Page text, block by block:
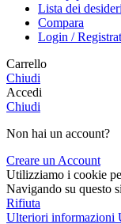
Lista dei desideri
Compara
Login /
Carrello
Chiudi
Accedi
Chiudi
Non hai un account?
Creare un Account
Utilizziamo i cookie
Navigando su questo
Rifiuta
Ulteriori informazioni